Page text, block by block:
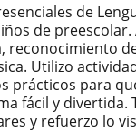
de
de preescolar.
reconocimiento
Utilizo
prácticos para
fácil y divertida.
y refuerzo lo